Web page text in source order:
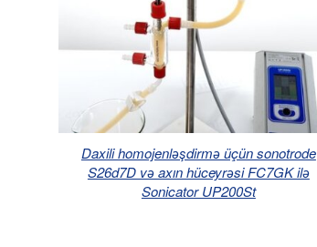
Daxili homojenləşdirmə üçün sonotrode
S26d7D və axın hüceyrəsi FC7GK ilə
Sonicator UP200St